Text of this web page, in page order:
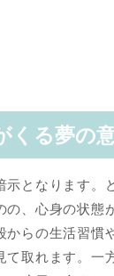
くる夢の
示となります。
の、心身の状態
からの生活習慣
て取れます。一